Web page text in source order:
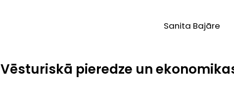
Sanita Bajāre
Vēsturiskā pieredze un